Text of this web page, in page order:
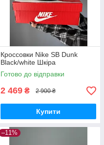
Кроссовки Nike SB Dunk
Black/white Шкіра
Готово до відправки
2 469 ₴ 2 900 ₴
Купити
–11%